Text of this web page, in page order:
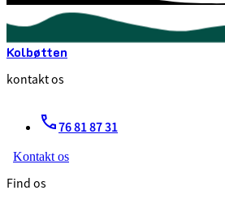
Kolbøtten
kontakt os
76 81 87 31
Kontakt os
Find os